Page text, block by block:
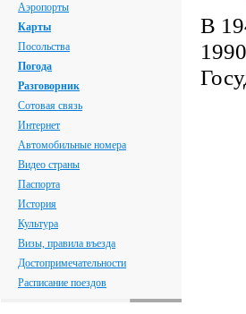
Аэропорты
Карты
Посольства
Погода
Разговорник
Сотовая связь
Интернет
Автомобильные номера
Видео страны
Паспорта
История
Культура
Визы, правила въезда
Достопримечательности
Расписание поездов
В